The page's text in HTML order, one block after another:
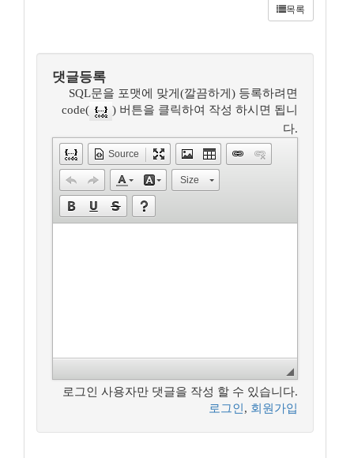
목록
댓글등록
SQL문을 포맷에 맞게(깔끔하게) 등록하려면
code(
) 버튼을 클릭하여 작성 하시면 됩니
다.
Source
Size
로그인 사용자만 댓글을 작성 할 수 있습니다.
로그인, 회원가입